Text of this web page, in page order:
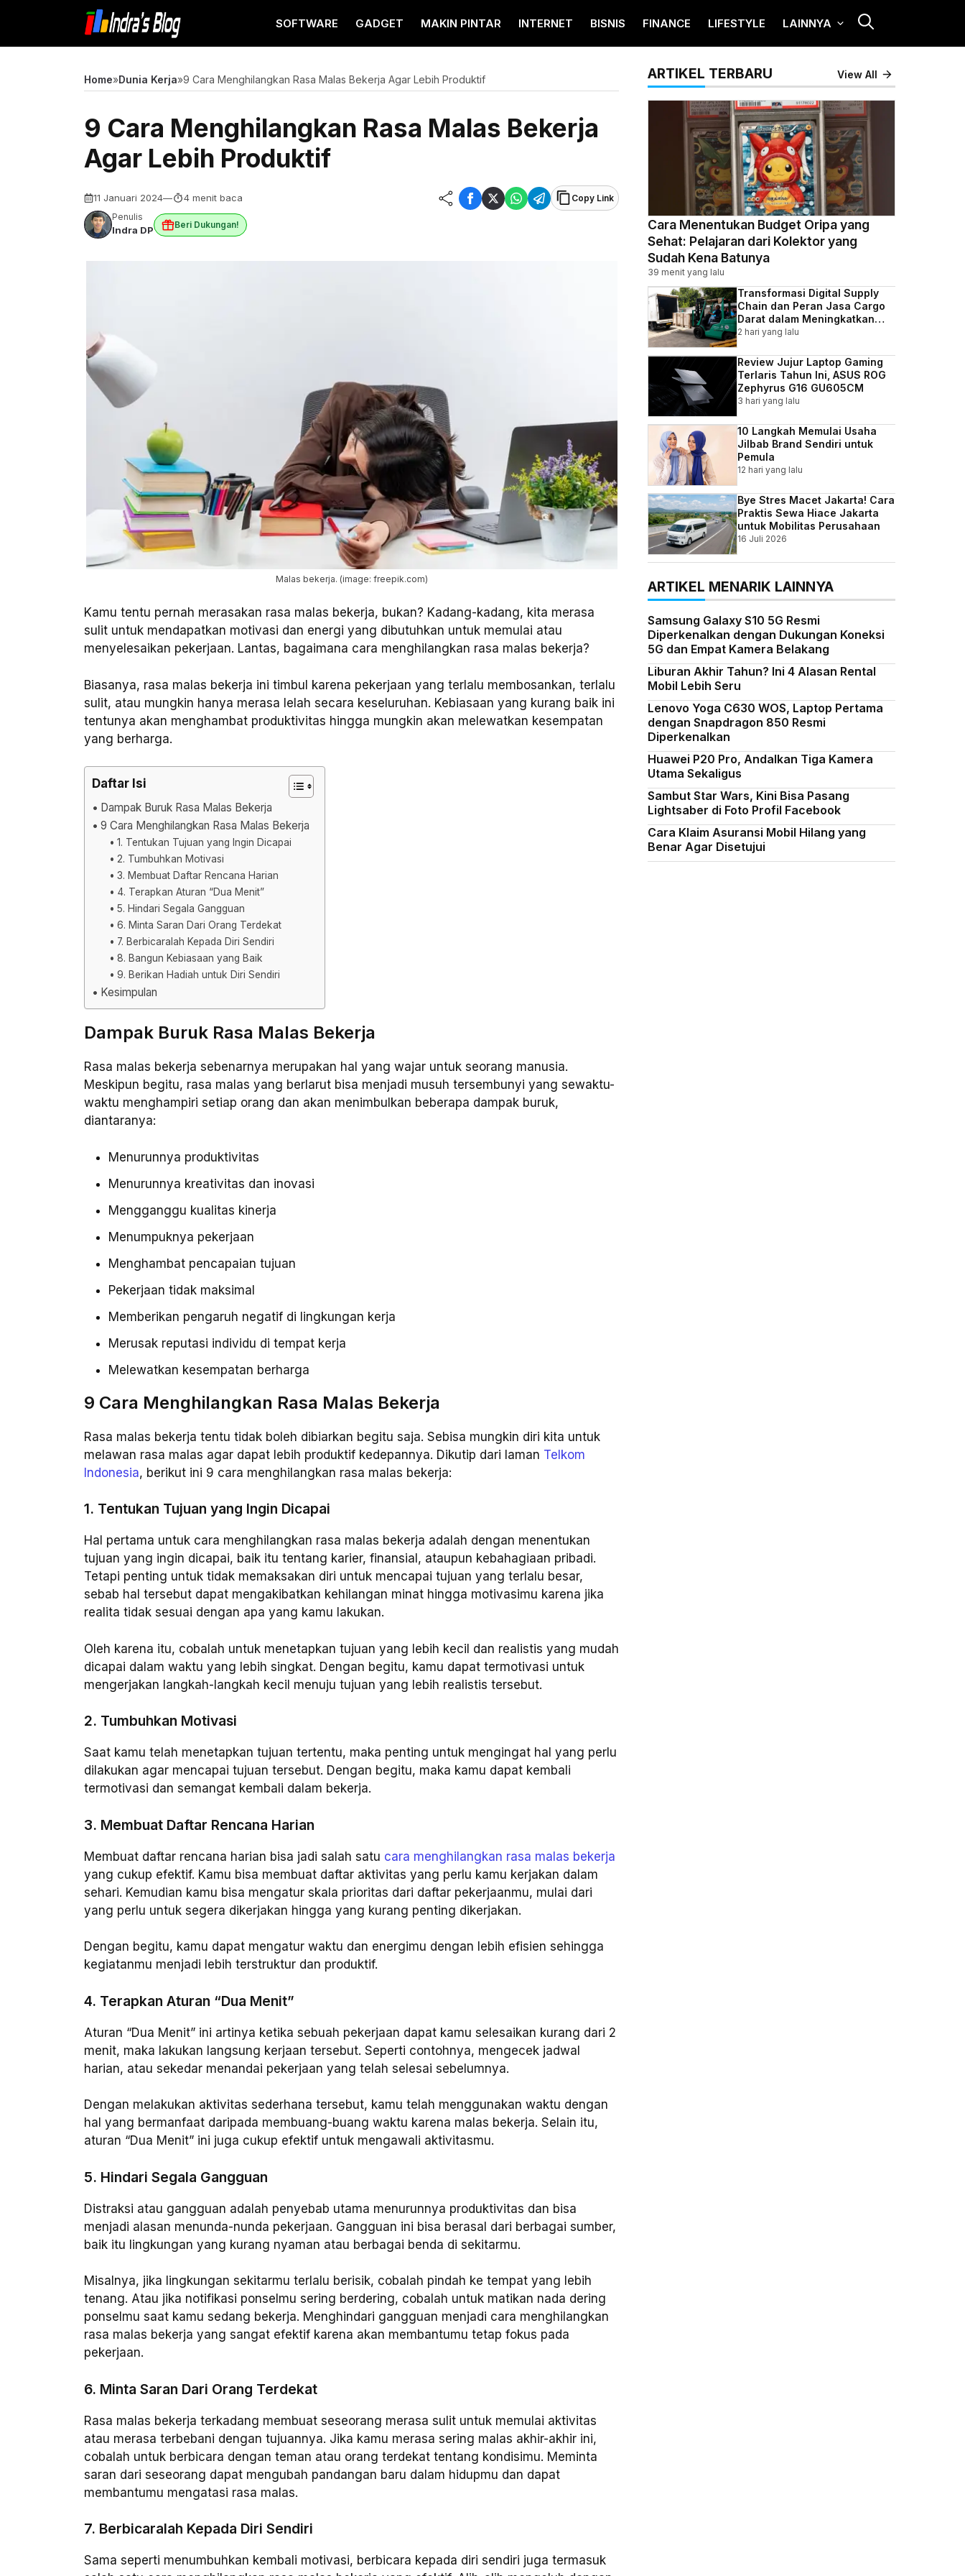
isi
SOFTWARE GADGET MAKIN PINTAR INTERNET BISNIS FINANCE LIFESTYLE LAINNYA
Home»Dunia Kerja»9 Cara Menghilangkan Rasa Malas Bekerja Agar Lebih Produktif
9 Cara Menghilangkan Rasa Malas Bekerja
Agar Lebih Produktif
11 Januari 2024— 4 menit baca
Copy Link
Penulis
Indra DP Beri Dukungan!
Malas bekerja. (image: freepik.com)
Kamu tentu pernah merasakan rasa malas bekerja, bukan? Kadang-kadang, kita merasa
sulit untuk mendapatkan motivasi dan energi yang dibutuhkan untuk memulai atau
menyelesaikan pekerjaan. Lantas, bagaimana cara menghilangkan rasa malas bekerja?
Biasanya, rasa malas bekerja ini timbul karena pekerjaan yang terlalu membosankan, terlalu
sulit, atau mungkin hanya merasa lelah secara keseluruhan. Kebiasaan yang kurang baik ini
tentunya akan menghambat produktivitas hingga mungkin akan melewatkan kesempatan
yang berharga.
Daftar Isi
Dampak Buruk Rasa Malas Bekerja
9 Cara Menghilangkan Rasa Malas Bekerja
1. Tentukan Tujuan yang Ingin Dicapai
2. Tumbuhkan Motivasi
3. Membuat Daftar Rencana Harian
4. Terapkan Aturan “Dua Menit”
5. Hindari Segala Gangguan
6. Minta Saran Dari Orang Terdekat
7. Berbicaralah Kepada Diri Sendiri
8. Bangun Kebiasaan yang Baik
9. Berikan Hadiah untuk Diri Sendiri
Kesimpulan
Dampak Buruk Rasa Malas Bekerja
Rasa malas bekerja sebenarnya merupakan hal yang wajar untuk seorang manusia.
Meskipun begitu, rasa malas yang berlarut bisa menjadi musuh tersembunyi yang sewaktu-
waktu menghampiri setiap orang dan akan menimbulkan beberapa dampak buruk,
diantaranya:
Menurunnya produktivitas
Menurunnya kreativitas dan inovasi
Mengganggu kualitas kinerja
Menumpuknya pekerjaan
Menghambat pencapaian tujuan
Pekerjaan tidak maksimal
Memberikan pengaruh negatif di lingkungan kerja
Merusak reputasi individu di tempat kerja
Melewatkan kesempatan berharga
9 Cara Menghilangkan Rasa Malas Bekerja
Rasa malas bekerja tentu tidak boleh dibiarkan begitu saja. Sebisa mungkin diri kita untuk
melawan rasa malas agar dapat lebih produktif kedepannya. Dikutip dari laman Telkom
Indonesia, berikut ini 9 cara menghilangkan rasa malas bekerja:
1. Tentukan Tujuan yang Ingin Dicapai
Hal pertama untuk cara menghilangkan rasa malas bekerja adalah dengan menentukan
tujuan yang ingin dicapai, baik itu tentang karier, finansial, ataupun kebahagiaan pribadi.
Tetapi penting untuk tidak memaksakan diri untuk mencapai tujuan yang terlalu besar,
sebab hal tersebut dapat mengakibatkan kehilangan minat hingga motivasimu karena jika
realita tidak sesuai dengan apa yang kamu lakukan.
Oleh karena itu, cobalah untuk menetapkan tujuan yang lebih kecil dan realistis yang mudah
dicapai dalam waktu yang lebih singkat. Dengan begitu, kamu dapat termotivasi untuk
mengerjakan langkah-langkah kecil menuju tujuan yang lebih realistis tersebut.
2. Tumbuhkan Motivasi
Saat kamu telah menetapkan tujuan tertentu, maka penting untuk mengingat hal yang perlu
dilakukan agar mencapai tujuan tersebut. Dengan begitu, maka kamu dapat kembali
termotivasi dan semangat kembali dalam bekerja.
3. Membuat Daftar Rencana Harian
Membuat daftar rencana harian bisa jadi salah satu cara menghilangkan rasa malas bekerja
yang cukup efektif. Kamu bisa membuat daftar aktivitas yang perlu kamu kerjakan dalam
sehari. Kemudian kamu bisa mengatur skala prioritas dari daftar pekerjaanmu, mulai dari
yang perlu untuk segera dikerjakan hingga yang kurang penting dikerjakan.
Dengan begitu, kamu dapat mengatur waktu dan energimu dengan lebih efisien sehingga
kegiatanmu menjadi lebih terstruktur dan produktif.
4. Terapkan Aturan “Dua Menit”
Aturan “Dua Menit” ini artinya ketika sebuah pekerjaan dapat kamu selesaikan kurang dari 2
menit, maka lakukan langsung kerjaan tersebut. Seperti contohnya, mengecek jadwal
harian, atau sekedar menandai pekerjaan yang telah selesai sebelumnya.
Dengan melakukan aktivitas sederhana tersebut, kamu telah menggunakan waktu dengan
hal yang bermanfaat daripada membuang-buang waktu karena malas bekerja. Selain itu,
aturan “Dua Menit” ini juga cukup efektif untuk mengawali aktivitasmu.
5. Hindari Segala Gangguan
Distraksi atau gangguan adalah penyebab utama menurunnya produktivitas dan bisa
menjadi alasan menunda-nunda pekerjaan. Gangguan ini bisa berasal dari berbagai sumber,
baik itu lingkungan yang kurang nyaman atau berbagai benda di sekitarmu.
Misalnya, jika lingkungan sekitarmu terlalu berisik, cobalah pindah ke tempat yang lebih
tenang. Atau jika notifikasi ponselmu sering berdering, cobalah untuk matikan nada dering
ponselmu saat kamu sedang bekerja. Menghindari gangguan menjadi cara menghilangkan
rasa malas bekerja yang sangat efektif karena akan membantumu tetap fokus pada
pekerjaan.
6. Minta Saran Dari Orang Terdekat
Rasa malas bekerja terkadang membuat seseorang merasa sulit untuk memulai aktivitas
atau merasa terbebani dengan tujuannya. Jika kamu merasa sering malas akhir-akhir ini,
cobalah untuk berbicara dengan teman atau orang terdekat tentang kondisimu. Meminta
saran dari seseorang dapat mengubah pandangan baru dalam hidupmu dan dapat
membantumu mengatasi rasa malas.
7. Berbicaralah Kepada Diri Sendiri
Sama seperti menumbuhkan kembali motivasi, berbicara kepada diri sendiri juga termasuk
ARTIKEL TERBARU View All
Cara Menentukan Budget Oripa yang
Sehat: Pelajaran dari Kolektor yang
Sudah Kena Batunya
39 menit yang lalu
Transformasi Digital Supply
Chain dan Peran Jasa Cargo
Darat dalam Meningkatkan
Efisiensi Bisnis Indonesia
2 hari yang lalu
Review Jujur Laptop Gaming
Terlaris Tahun Ini, ASUS ROG
Zephyrus G16 GU605CM
3 hari yang lalu
10 Langkah Memulai Usaha
Jilbab Brand Sendiri untuk
Pemula
12 hari yang lalu
Bye Stres Macet Jakarta! Cara
Praktis Sewa Hiace Jakarta
untuk Mobilitas Perusahaan
16 Juli 2026
ARTIKEL MENARIK LAINNYA
Samsung Galaxy S10 5G Resmi
Diperkenalkan dengan Dukungan Koneksi
5G dan Empat Kamera Belakang
Liburan Akhir Tahun? Ini 4 Alasan Rental
Mobil Lebih Seru
Lenovo Yoga C630 WOS, Laptop Pertama
dengan Snapdragon 850 Resmi
Diperkenalkan
Huawei P20 Pro, Andalkan Tiga Kamera
Utama Sekaligus
Sambut Star Wars, Kini Bisa Pasang
Lightsaber di Foto Profil Facebook
Cara Klaim Asuransi Mobil Hilang yang
Benar Agar Disetujui